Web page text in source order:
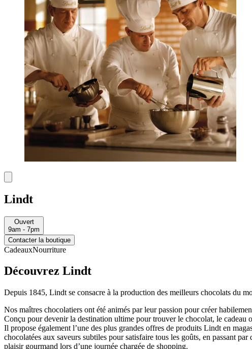
Lindt
Ouvert
9am - 7pm
Contacter la boutique
CadeauxNourriture
Découvrez Lindt
Depuis 1845, Lindt se consacre à la production des meilleurs chocolats du
Nos maîtres chocolatiers ont été animés par leur passion pour créer
Conçu pour devenir la destination ultime pour trouver le chocolat, le
Il propose également l’une des plus grandes offres de produits Lindt en
chocolatées aux saveurs subtiles pour satisfaire tous les goûts, en passant
plaisir gourmand lors d’une journée chargée de shopping.